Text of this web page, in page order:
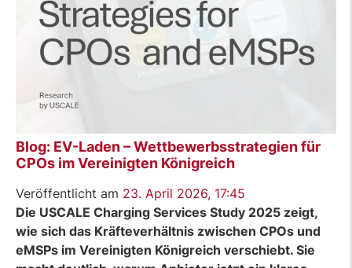
Blog: EV-Laden – Wettbewerbsstrategien für
CPOs im Vereinigten Königreich
Veröffentlicht am 23. April 2026, 17:45
Die USCALE Charging Services Study 2025 zeigt,
wie sich das Kräfteverhältnis zwischen CPOs und
eMSPs im Vereinigten Königreich verschiebt. Sie